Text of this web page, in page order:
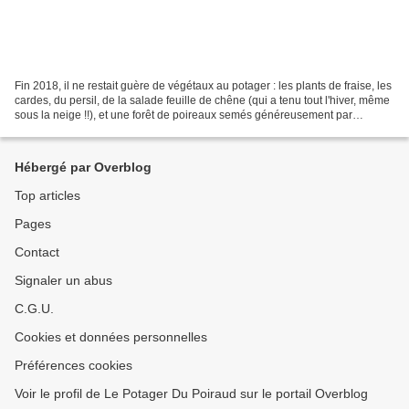
Fin 2018, il ne restait guère de végétaux au potager : les plants de fraise, les
cardes, du persil, de la salade feuille de chêne (qui a tenu tout l'hiver, même
sous la neige !!), et une forêt de poireaux semés généreusement par
Hébergé par Overblog
Top articles
Pages
Contact
Signaler un abus
C.G.U.
Cookies et données personnelles
Préférences cookies
Voir le profil de Le Potager Du Poiraud sur le portail Overblog